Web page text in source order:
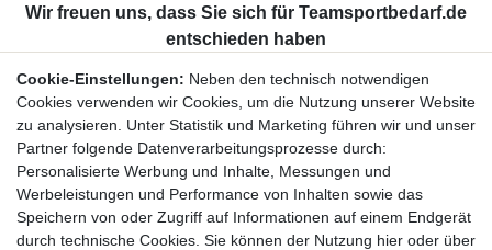
Unternehmen
Widerrufsrecht
Bestellung widerrufen
Datenschutzerklärung
AGB
Impressum
Cookie-Einstellungen: Neben den technisch notwendigen
Cookies verwenden wir Cookies, um die Nutzung unserer Website
zu analysieren. Unter Statistik und Marketing führen wir und unser
Partner folgende Datenverarbeitungsprozesse durch:
Personalisierte Werbung und Inhalte, Messungen und
Werbeleistungen und Performance von Inhalten sowie das
Speichern von oder Zugriff auf Informationen auf einem Endgerät
durch technische Cookies. Sie können der Nutzung hier oder über